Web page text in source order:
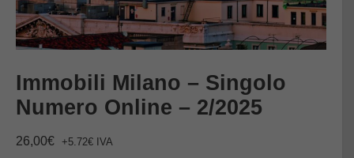
Immobili Milano – Singolo
Numero Online – 2/2025
26,00€ +5.72€ IVA